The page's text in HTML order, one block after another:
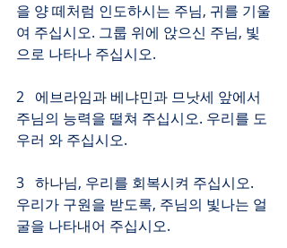
을 양 떼처럼 인도하시는 주님, 귀를 기울
여 주십시오. 그룹 위에 앉으신 주님, 빛
으로 나타나 주십시오.
2   에브라임과 베냐민과 므낫세 앞에서
주님의 능력을 떨쳐 주십시오. 우리를 도
우러 와 주십시오.
3   하나님, 우리를 회복시켜 주십시오.
우리가 구원을 받도록, 주님의 빛나는 얼
굴을 나타내어 주십시오.